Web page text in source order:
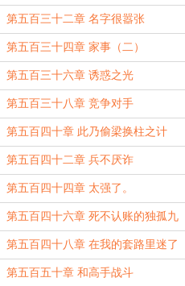
第五百三十二章 名字很嚣张
第五百三十四章 家事（二）
第五百三十六章 诱惑之光
第五百三十八章 竞争对手
第五百四十章 此乃偷梁换柱之计
第五百四十二章 兵不厌诈
第五百四十四章 太强了。
第五百四十六章 死不认账的独孤九
枪
第五百四十八章 在我的套路里迷了
路
第五百五十章 和高手战斗